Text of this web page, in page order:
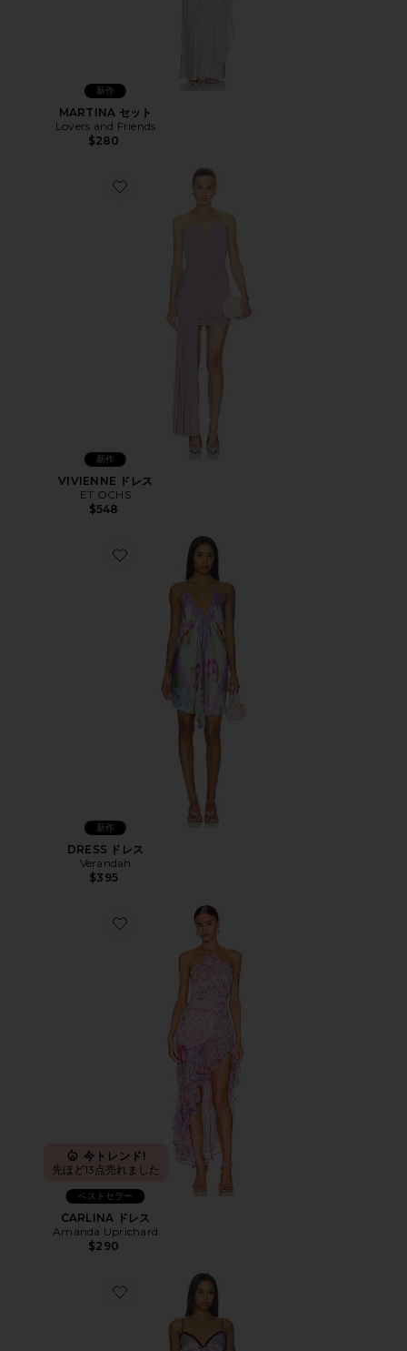
新作
MARTINA セット
Lovers and Friends
$280
新作
VIVIENNE ドレス
ET OCHS
$548
Favorite DRESS ドレス
新作
DRESS ドレス
Verandah
$395
Favorite CARLINA ドレス
今トレンド!
先ほど13点売れました
ベストセラー
CARLINA ドレス
Amanda Uprichard
$290